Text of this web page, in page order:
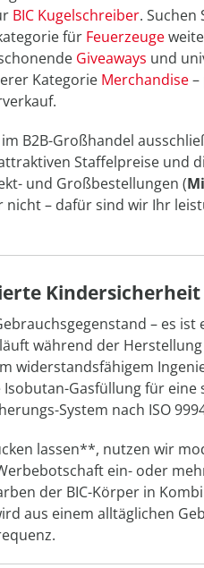
BIC Kugelschreiber.
für Feuerzeuge
Giveaways und
Kategorie Merchandise
B2B-Großhandel
Staffelpreise und
und Großbestellungen (
– dafür sind wir Ihr
– es
während der
widerstandsfähigem
Gasfüllung für
System nach ISO
lassen**, nutzen wir
ein- oder
der BIC-Körper in
aus einem alltäglichen